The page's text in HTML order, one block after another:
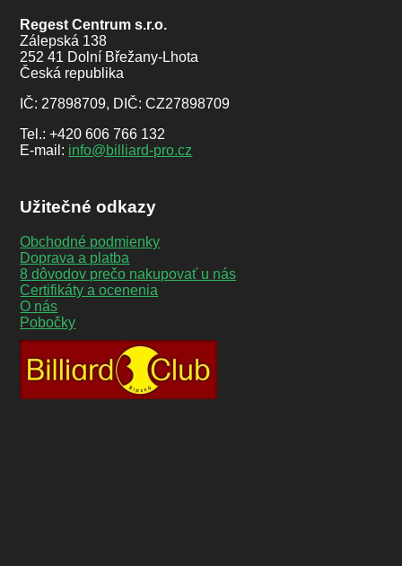
Regest Centrum s.r.o.
Zálepská 138
252 41 Dolní Břežany-Lhota
Česká republika
IČ: 27898709, DIČ: CZ27898709
Tel.: +420 606 766 132
E-mail: info@billiard-pro.cz
Užitečné odkazy
Obchodné podmienky
Doprava a platba
8 dôvodov prečo nakupovať u nás
Certifikáty a ocenenia
O nás
Pobočky